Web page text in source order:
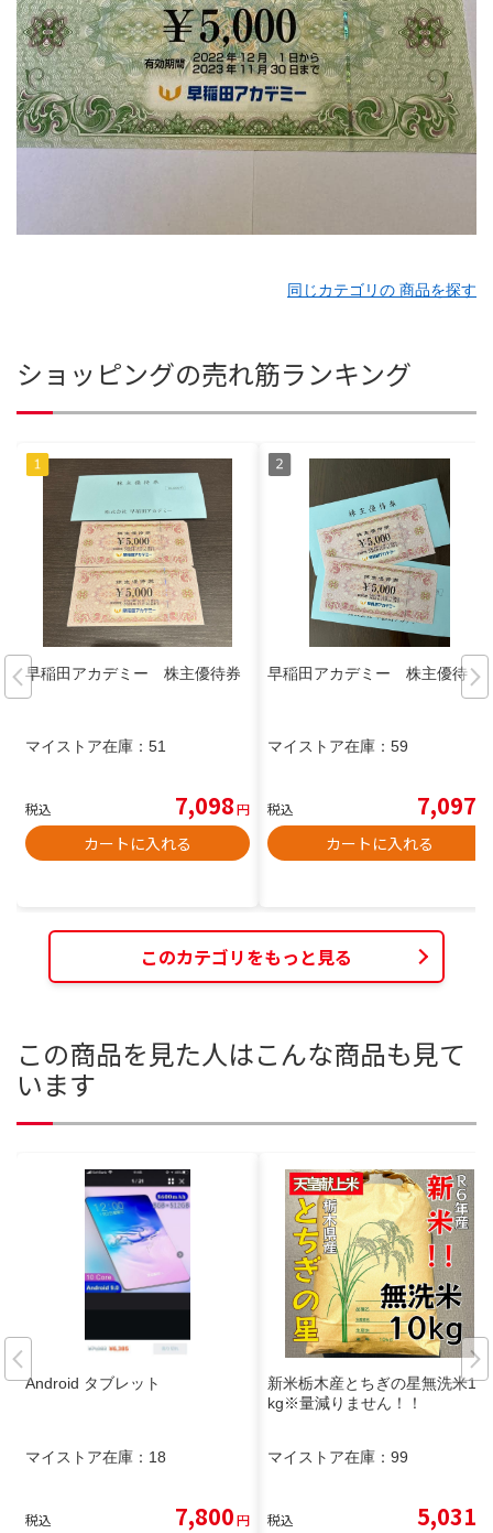
同じカテゴリの 商品を探す
ショッピングの売れ筋ランキング
早稲田アカデミー 株主優待券
マイストア在庫： 51
税込 7,098円
カートに入れる
早稲田アカデミー 株主優待
マイストア在庫： 59
税込 7,097
カートに入れる
このカテゴリをもっと見る
この商品を見た人はこんな商品も見て
います
Android タブレット
マイストア在庫： 18
税込 7,800円
新米栃木産とちぎの星無洗米10
kg※量減りません！！
マイストア在庫： 99
税込 5,031